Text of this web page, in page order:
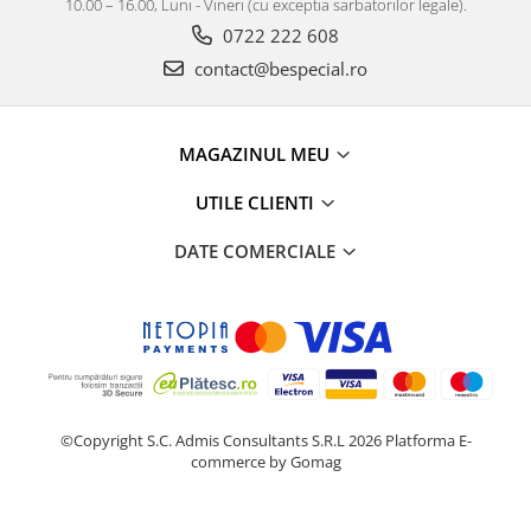
10.00 – 16.00, Luni - Vineri (cu exceptia sarbatorilor legale).
0722 222 608
contact@bespecial.ro
MAGAZINUL MEU
UTILE CLIENTI
DATE COMERCIALE
©Copyright S.C. Admis Consultants S.R.L 2026 Platforma E-
commerce by Gomag